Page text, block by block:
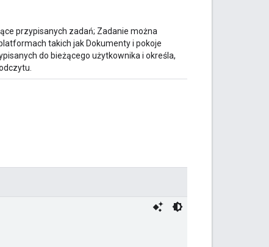
przypisanych zadań; Zadanie można
takich jak Dokumenty i pokoje
do bieżącego użytkownika i określa,